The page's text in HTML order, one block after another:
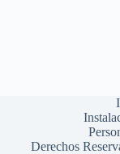
Derechos